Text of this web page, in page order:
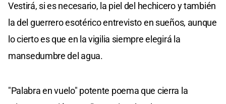
Vestirá, si es necesario, la piel del hechicero y también
la del guerrero esotérico entrevisto en sueños, aunque
lo cierto es que en la vigilia siempre elegirá la
mansedumbre del agua.
"Palabra en vuelo" potente poema que cierra la